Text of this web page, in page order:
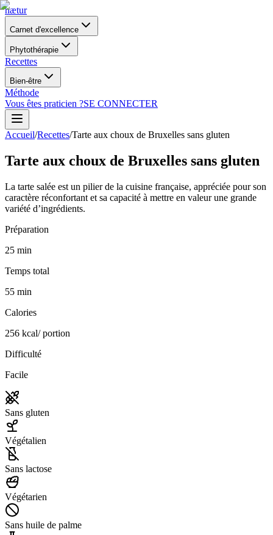
nætur
Carnet d'excellence
Phytothérapie
Recettes
Bien-être
Méthode
Vous êtes praticien ?SE CONNECTER
Accueil/Recettes/Tarte aux choux de Bruxelles sans gluten
Tarte aux choux de Bruxelles sans gluten
La tarte salée est un pilier de la cuisine française, appréciée pour son
caractère réconfortant et sa capacité à mettre en valeur une grande
variété d’ingrédients.
Préparation
25 min
Temps total
55 min
Calories
256 kcal/portion
Difficulté
Facile
Sans gluten
Végétalien
Sans lactose
Végétarien
Sans huile de palme